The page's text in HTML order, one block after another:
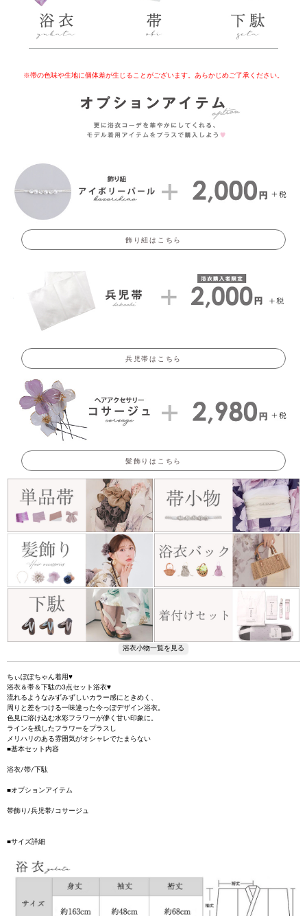
※帯の色味や生地に個体差が生じることがございます。あらかじめご了承ください。
飾り紐はこちら
兵児帯はこちら
髪飾りはこちら
ちぃぽぽちゃん着用♥
浴衣＆帯＆下駄の3点セット浴衣♥
流れるようなみずみずしいカラー感にときめく、
周りと差をつける一味違った今っぽデザイン浴衣。
色見に溶け込む水彩フラワーが儚く甘い印象に。
ラインを残したフラワーをプラスし
メリハリのある雰囲気がオシャレでたまらない
■基本セット内容
浴衣/帯/下駄
■オプションアイテム
帯飾り/兵児帯/コサージュ
■サイズ詳細